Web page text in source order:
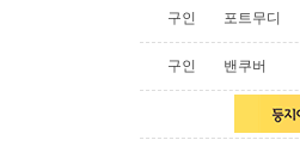
구인 포트무디
구인 밴쿠버